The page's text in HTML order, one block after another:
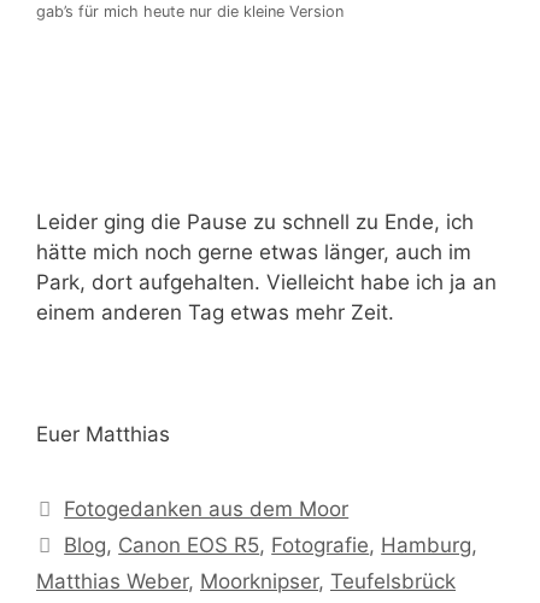
gab’s für mich heute nur die kleine Version
Leider ging die Pause zu schnell zu Ende, ich
hätte mich noch gerne etwas länger, auch im
Park, dort aufgehalten. Vielleicht habe ich ja an
einem anderen Tag etwas mehr Zeit.
Euer Matthias
Kategorien
Fotogedanken aus dem Moor
Schlagwörter
Blog, Canon EOS R5, Fotografie, Hamburg,
Matthias Weber, Moorknipser, Teufelsbrück